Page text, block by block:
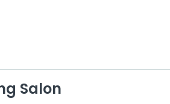
Salon